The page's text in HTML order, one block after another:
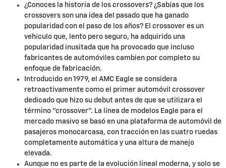
¿Conoces la historia de los crossovers? ¿Sabías que los
crossovers son una idea del pasado que ha ganado
popularidad con el paso de los años? El crossover es un
vehículo que, lento pero seguro, ha adquirido una
popularidad inusitada que ha provocado que incluso
fabricantes de automóviles cambien por completo su
enfoque de fabricación.
Introducido en 1979, el AMC Eagle se considera
retroactivamente como el primer automóvil crossover
dedicado que hizo su debut antes de que se utilizara el
término "crossover". La línea de modelos Eagle para el
mercado masivo se basó en una plataforma de automóvil de
pasajeros monocarcasa, con tracción en las cuatro ruedas
completamente automática y una altura de manejo
elevada.
Aunque no es parte de la evolución lineal moderna, y solo se